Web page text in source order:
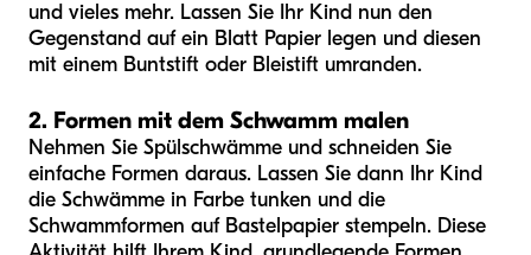
und vieles mehr. Lassen Sie Ihr Kind nun den
Gegenstand auf ein Blatt Papier legen und diesen
mit einem Buntstift oder Bleistift umranden.
2. Formen mit dem Schwamm malen
Nehmen Sie Spülschwämme und schneiden Sie
einfache Formen daraus. Lassen Sie dann Ihr Kind
die Schwämme in Farbe tunken und die
Schwammformen auf Bastelpapier stempeln. Diese